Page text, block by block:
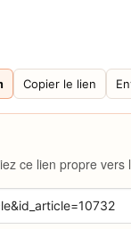
Copier le lien
ce lien propre vers